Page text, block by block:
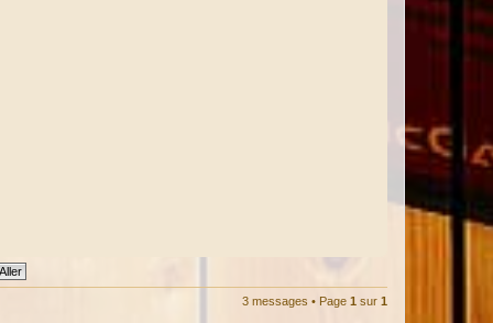
3 messages • Page 1 sur 1